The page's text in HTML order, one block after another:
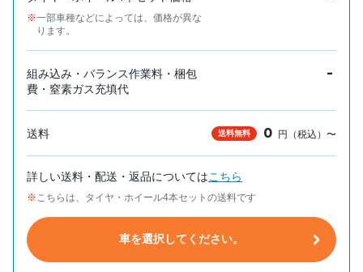
一部車種などによっては、価格が異な
ります。
組み込み・バランス作業料・梱包
費・窒素ガス充填代
-
送料 送料無料 0 円（税込）〜
詳しい送料・配送・返品についてはこちら
こちらは、タイヤ・ホイール4本セットの送料です
車を選択してください。